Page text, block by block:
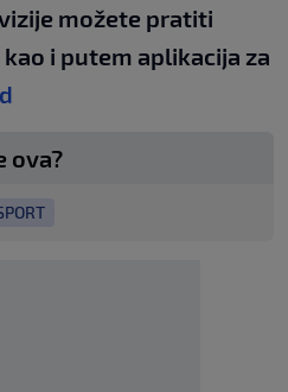
možete pratiti
kao i putem aplikacija za
ova?